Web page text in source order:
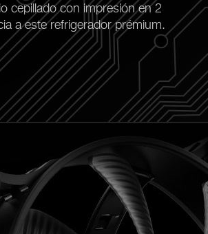
cepillado con impresión en 2
a este refrigerador prémium.